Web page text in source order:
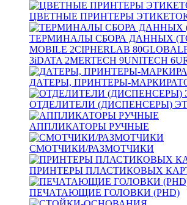
ЦВЕТНЫЕ ПРИНТЕРЫ
ТЕРМИНАЛЫ СБОРА ДАННЫХ
MOBILE 2CIPHERLAB 80
3iDATA 2MERTECH 9UNITECH 6
ДАТЕРЫ, ПРИНТЕРЫ-
ОТДЕЛИТЕЛИ (ДИСПЕНСЕРЫ)
АППЛИКАТОРЫ РУЧНЫЕ
СМОТЧИКИ/РАЗМОТЧИКИ
ПРИНТЕРЫ ПЛАСТИКОВЫХ
ПЕЧАТАЮЩИЕ ГОЛОВКИ (PHD)